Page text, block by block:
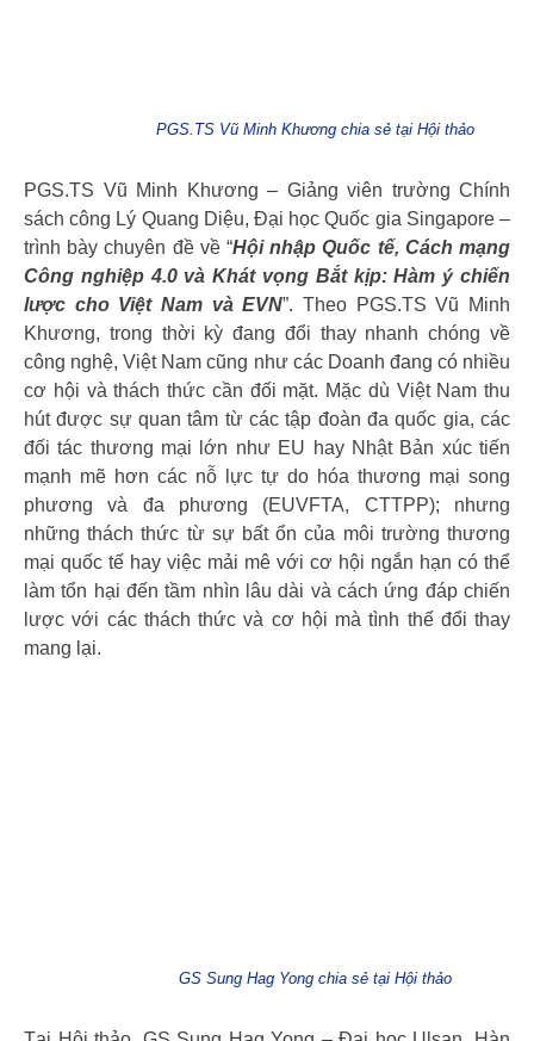
PGS.TS Vũ Minh Khương chia sẻ tại Hội thảo
PGS.TS Vũ Minh Khương – Giảng viên trường Chính
sách công Lý Quang Diệu, Đại học Quốc gia Singapore –
trình bày chuyên đề về “Hội nhập Quốc tế, Cách mạng
Công nghiệp 4.0 và Khát vọng Bắt kịp: Hàm ý chiến
lược cho Việt Nam và EVN”. Theo PGS.TS Vũ Minh
Khương, trong thời kỳ đang đổi thay nhanh chóng về
công nghệ, Việt Nam cũng như các Doanh đang có nhiều
cơ hội và thách thức cần đối mặt. Mặc dù Việt Nam thu
hút được sự quan tâm từ các tập đoàn đa quốc gia, các
đối tác thương mại lớn như EU hay Nhật Bản xúc tiến
mạnh mẽ hơn các nỗ lực tự do hóa thương mại song
phương và đa phương (EUVFTA, CTTPP); nhưng
những thách thức từ sự bất ổn của môi trường thương
mại quốc tế hay việc mải mê với cơ hội ngắn hạn có thể
làm tổn hại đến tầm nhìn lâu dài và cách ứng đáp chiến
lược với các thách thức và cơ hội mà tình thế đổi thay
mang lại.
GS Sung Hag Yong chia sẻ tại Hội thảo